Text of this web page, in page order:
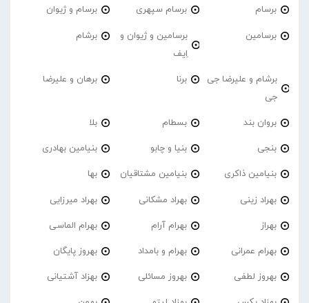
برسام برسام سپهری برسام و ژیوان
برسامین
برسامین و ژیوان و
اِیف
برشام
برشام و علیرضا جی
جی
برنا برهان و علیرضا
بروان بند بسطام بلا
بنجی بنیا و چابو بنیامین بهادری
بنیامین ذاکری بنیامین مشتاقیان بها
بهراد زینی بهراد مشکانی بهراد میرزایی
بهراز بهرام آرام بهرام الماسی
بهرام عمرانی بهرام و بامداد بهروز پایگان
بهروز لطفی بهروز مسائلی بهزاد آشتیانی